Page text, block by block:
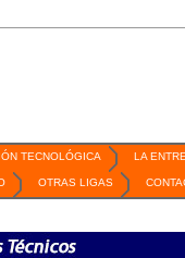
/ 2 de septiembre de
TECNOLÓGICA LA
OTRAS LIGAS